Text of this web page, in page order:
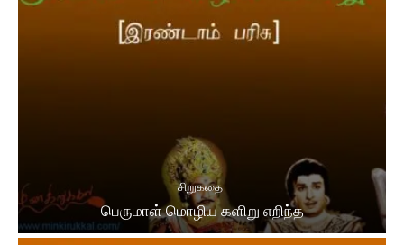
சிறுகதை
பெருமாள் மொழிய களிறு எறிந்த